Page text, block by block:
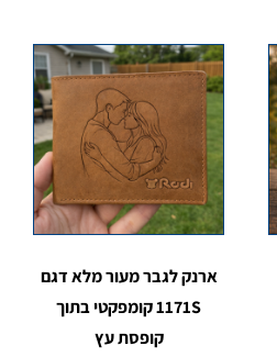
ארנק לגבר מעור מלא דגם
1171S קומפקטי בתוך
קופסת עץ